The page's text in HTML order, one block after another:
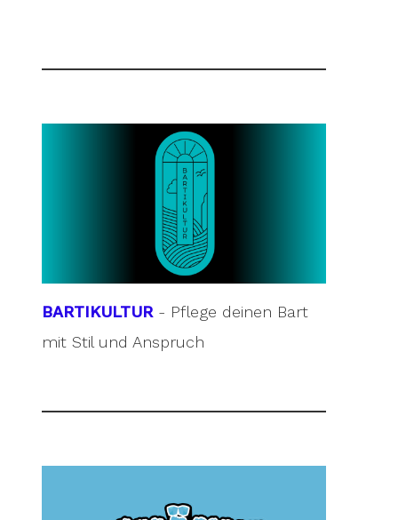
BARTIKULTUR- Pflege deinen Bart
mit Stil und Anspruch